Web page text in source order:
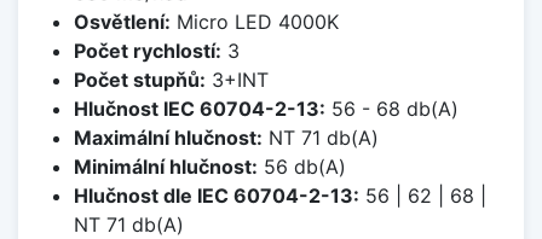
Osvětlení: Micro LED 4000K
Počet rychlostí: 3
Počet stupňů: 3+INT
Hlučnost IEC 60704-2-13: 56 - 68 db(A)
Maximální hlučnost: NT 71 db(A)
Minimální hlučnost: 56 db(A)
Hlučnost dle IEC 60704-2-13: 56 | 62 | 68 |
NT 71 db(A)